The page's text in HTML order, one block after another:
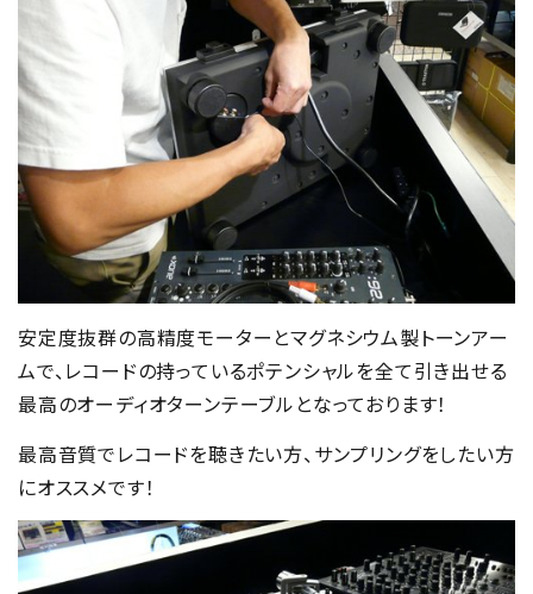
安定度抜群の高精度モーターとマグネシウム製トーンアー
ムで、レコードの持っているポテンシャルを全て引き出せる
最高のオーディオターンテーブルとなっております！
最高音質でレコードを聴きたい方、サンプリングをしたい方
にオススメです！